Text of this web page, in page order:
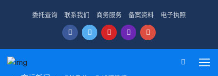
委托查询 联系我们 商务服务 备案资料 电子执照